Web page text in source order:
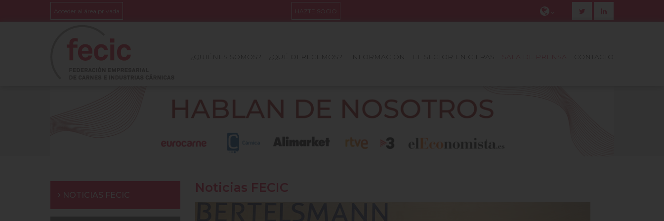
Acceder al área privada HAZTE SOCIO
¿QUIÉNES SOMOS? ¿QUÉ OFRECEMOS? INFORMACIÓN EL SECTOR EN CIFRAS SALA DE PRENSA CONTACTO
NOTICIAS FECIC
Noticias FECIC